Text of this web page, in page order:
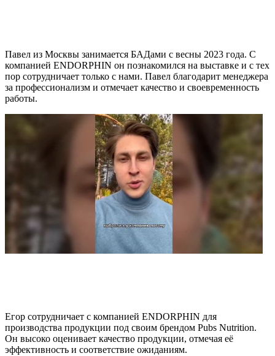
Павел из Москвы занимается БАДами с весны 2023 года. С
компанией ENDORPHIN он познакомился на выставке и с тех
пор сотрудничает только с нами. Павел благодарит менеджера
за профессионализм и отмечает качество и своевременность
работы.
Егор сотрудничает с компанией ENDORPHIN для
производства продукции под своим брендом Pubs Nutrition.
Он высоко оценивает качество продукции, отмечая её
эффективность и соответствие ожиданиям.